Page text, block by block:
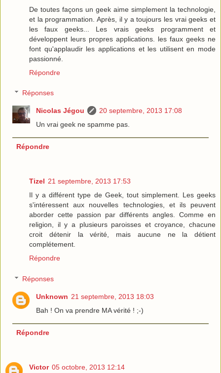
De toutes façons un geek aime simplement la technologie,
et la programmation. Après, il y a toujours les vrai geeks et
les faux geeks... Les vrais geeks programment et
développent leurs propres applications. les faux geeks ne
font qu'applaudir les applications et les utilisent en mode
passionné.
Répondre
Réponses
Nicolas Jégou
20 septembre, 2013 17:08
Un vrai geek ne spamme pas.
Répondre
Tizel 21 septembre, 2013 17:53
Il y a différent type de Geek, tout simplement. Les geeks
s'intéressent aux nouvelles technologies, et ils peuvent
aborder cette passion par différents angles. Comme en
religion, il y a plusieurs paroisses et croyance, chacune
croit détenir la vérité, mais aucune ne la détient
complétement.
Répondre
Réponses
Unknown 21 septembre, 2013 18:03
Bah ! On va prendre MA vérité ! ;-)
Répondre
Victor 05 octobre, 2013 12:14